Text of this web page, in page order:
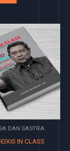
DAN SASTRA
IN CLASS